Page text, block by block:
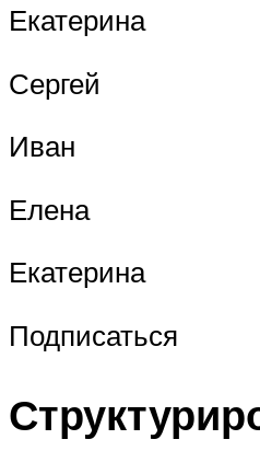
Екатерина
Сергей
Иван
Елена
Екатерина
Подписаться